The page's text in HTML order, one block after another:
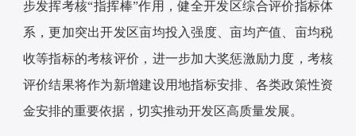
步发挥考核“指挥棒”作用，健全开发区综合评价指标体
系，更加突出开发区亩均投入强度、亩均产值、亩均税
收等指标的考核评价，进一步加大奖惩激励力度，考核
评价结果将作为新增建设用地指标安排、各类政策性资
金安排的重要依据，切实推动开发区高质量发展。